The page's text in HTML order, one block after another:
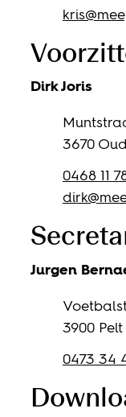
E-mailkris@
DirkJoris
Adres
,3670
0468 11
E-maildirk@
Jurgen
Adres
,3900 Pelt
0473 34